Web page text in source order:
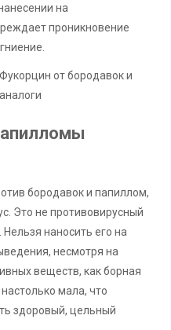
на
проникновение
бородавок и папиллом,
Это не противовирусный
наносить его на
несмотря на
веществ, как борная
мала, что
здоровый, цельный